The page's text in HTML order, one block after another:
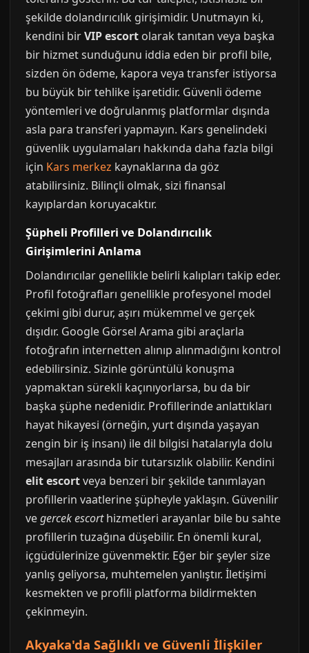
şekilde dolandırıcılık girişimidir. Unutmayın ki,
kendini birVIP escort olarak tanıtan veya başka
bir hizmet sunduğunu iddia eden bir profil bile,
sizden ön ödeme, kapora veya transfer istiyorsa
bu büyük bir tehlike işaretidir. Güvenli ödeme
yöntemleri ve doğrulanmış platformlar dışında
asla para transferi yapmayın. Kars genelindeki
güvenlik uygulamaları hakkında daha fazla bilgi
için Kars merkez kaynaklarına da göz
atabilirsiniz. Bilinçli olmak, sizi finansal
kayıplardan koruyacaktır.
Şüpheli Profilleri ve Dolandırıcılık
Girişimlerini Anlama
Dolandırıcılar genellikle belirli kalıpları takip eder.
Profil fotoğrafları genellikle profesyonel model
çekimi gibi durur, aşırı mükemmel ve gerçek
dışıdır. Google Görsel Arama gibi araçlarla
fotoğrafın internetten alınıp alınmadığını kontrol
edebilirsiniz. Sizinle görüntülü konuşma
yapmaktan sürekli kaçınıyorlarsa, bu da bir
başka şüphe nedenidir. Profillerinde anlattıkları
hayat hikayesi (örneğin, yurt dışında yaşayan
zengin bir iş insanı) ile dil bilgisi hatalarıyla dolu
mesajları arasında bir tutarsızlık olabilir. Kendini
elit escortveya benzeri bir şekilde tanımlayan
profillerin vaatlerine şüpheyle yaklaşın. Güvenilir
vegercek escorthizmetleri arayanlar bile bu sahte
profillerin tuzağına düşebilir. En önemli kural,
içgüdülerinize güvenmektir. Eğer bir şeyler size
yanlış geliyorsa, muhtemelen yanlıştır. İletişimi
kesmekten ve profili platforma bildirmekten
çekinmeyin.
Akyaka'da Sağlıklı ve Güvenli İlişkiler